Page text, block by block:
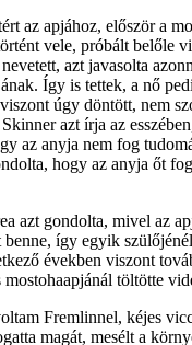
az apjához, először a
vele, próbált belőle
azt javasolta
Így is tettek, a nő
úgy döntött, nem
azt írja az
az anyja nem fog
hogy az anyja őt
azt gondolta, mivel az
így egyik
években viszont
mostohaapjánál töltötte
Fremlinnel, kéjes
magát, mesélt a